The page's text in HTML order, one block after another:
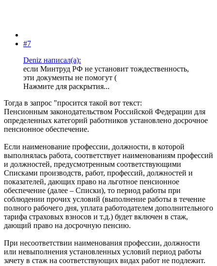
#7
Deniz написал(а):
если Минтруд РФ не установит тождественность,
эти документы не помогут (
Нажмите для раскрытия...
Тогда в запрос "просится такой вот текст:
Пенсионным законодательством Российской Федерации для
определенных категорий работников установлено досрочное
пенсионное обеспечение.
Если наименование профессии, должности, в которой
выполнялась работа, соответствует наименованиям профессий
и должностей, предусмотренным соответствующими
Списками производств, работ, профессий, должностей и
показателей, дающих право на льготное пенсионное
обеспечение (далее – Списки), то период работы при
соблюдении прочих условий (выполнение работы в течение
полного рабочего дня, уплата работодателем дополнительного
тарифа страховых взносов и т.д.) будет включен в стаж,
дающий право на досрочную пенсию.
При несоответствии наименования профессии, должности
или невыполнения установленных условий период работы
зачету в стаж на соответствующих видах работ не подлежит.